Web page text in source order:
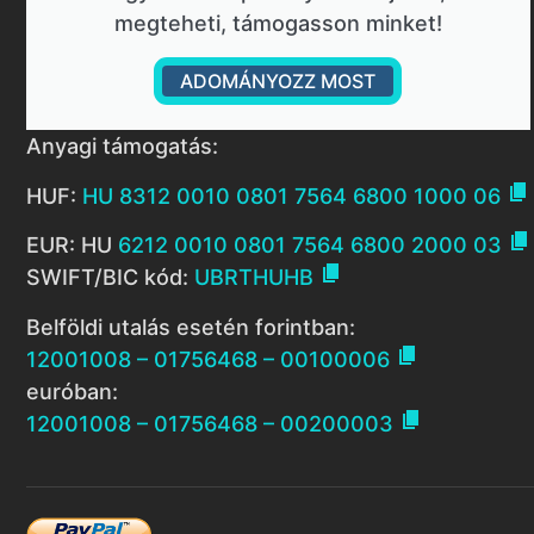
megteheti, támogasson minket!
ADOMÁNYOZZ MOST
Anyagi támogatás:
HUF: HU 8312 0010 0801 7564 6800 1000 06 
EUR: HU 6212 0010 0801 7564 6800 2000 03 
SWIFT/BIC kód: UBRTHUHB 
Belföldi utalás esetén forintban:
12001008 – 01756468 – 00100006 
euróban:
12001008 – 01756468 – 00200003 